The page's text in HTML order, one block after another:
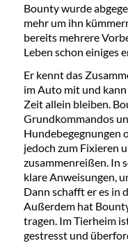
Bounty wurde
mehr um ihn
bereits mehrere
Leben schon einiges
Er kennt das
im Auto mit und
Zeit allein bleiben.
Grundkommandos
Hundebegegnungen
jedoch zum Fixieren
zusammenreißen. In
klare Anweisungen,
Dann schafft er es in
Außerdem hat
tragen. Im Tierheim
gestresst und